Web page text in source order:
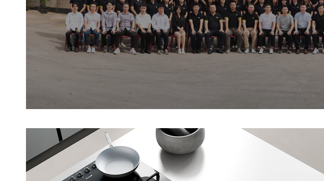
隐藏式内置厨房电器旨在与高柜有机融合。无把手柜门简约、低调
诗意的旅程,聆听家族传承的诗意浪漫故事。更重要的是,它展示了你